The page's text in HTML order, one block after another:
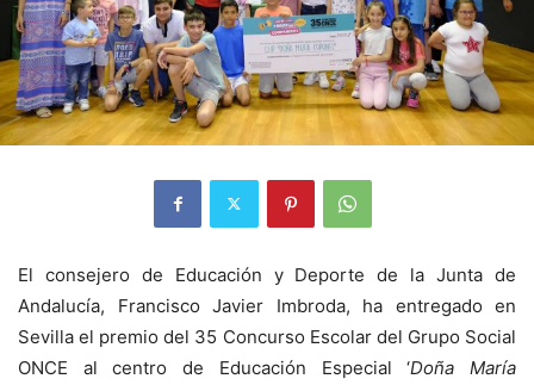
El consejero de Educación y Deporte de la Junta de
Andalucía, Francisco Javier Imbroda, ha entregado en
Sevilla el premio del 35 Concurso Escolar del Grupo Social
ONCE al centro de Educación Especial ‘Doña María